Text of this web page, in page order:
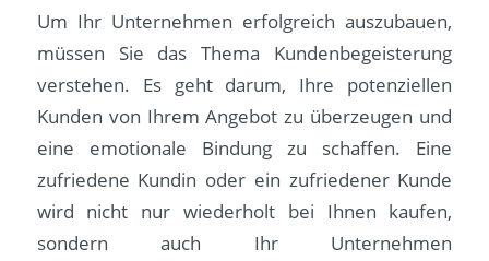
Um Ihr Unternehmen erfolgreich auszubauen,
müssen Sie das Thema Kundenbegeisterung
verstehen. Es geht darum, Ihre potenziellen
Kunden von Ihrem Angebot zu überzeugen und
eine emotionale Bindung zu schaffen. Eine
zufriedene Kundin oder ein zufriedener Kunde
wird nicht nur wiederholt bei Ihnen kaufen,
sondern auch Ihr Unternehmen